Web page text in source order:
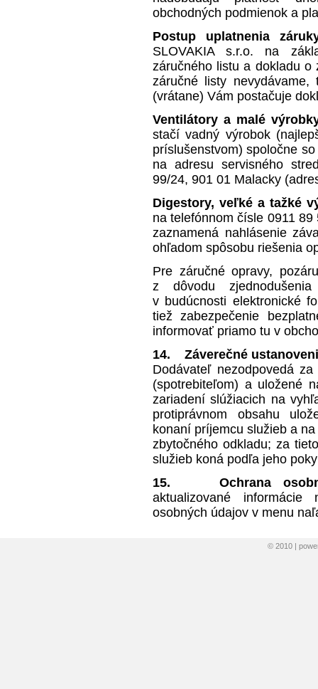
obchodných podmienok a
Postup uplatnenia
SLOVAKIA s.r.o. na
záručného listu a dokladu o
záručné listy
(vrátane) Vám postačuje
Ventilátory a malé
stačí vadný výrobok
príslušenstvom) spoločne
na adresu servisného
99/24, 901 01 Malacky
Digestory, veľké a tažké
na telefónnom čísle 0911
zaznamená nahlásenie
ohľadom spôsobu riešenia
Pre záručné opravy,
z dôvodu
v budúcnosti elektronické
tiež zabezpečenie
informovať priamo tu v
14. Záverečné
Dodávateľ nezodpovedá
(spotrebiteľom) a uložené
zariadení slúžiacich na
protiprávnom obsahu
konaní príjemcu služieb a
zbytočného odkladu; za
služieb koná podľa jeho
15. Ochrana
aktualizované
osobných údajov v menu
© 2010 |